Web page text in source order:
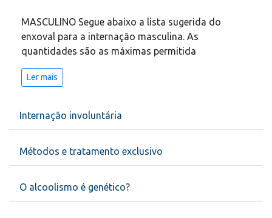
MASCULINO Segue abaixo a lista sugerida do
enxoval para a internação masculina. As
quantidades são as máximas permitida
Ler mais
Internação involuntária
Métodos e tratamento exclusivo
O alcoolismo é genético?